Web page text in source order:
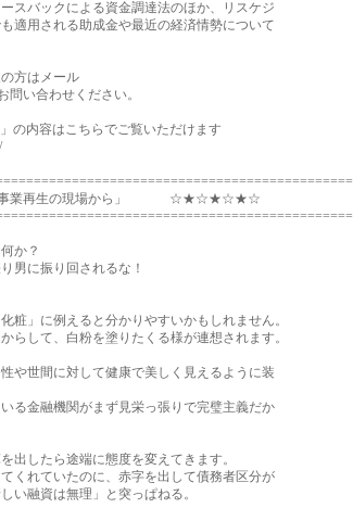
スバックによる資金調達法のほか、リスケジ
適用される助成金や最近の経済情勢について
方はメール
問い合わせください。
の内容はこちらでご覧いただけます
再生の現場から」 ☆★☆★☆★☆
か？
振り回されるな！
粧」に例えると分かりやすいかもしれません。
らして、白粉を塗りたくる様が連想されます。
や世間に対して健康で美しく見えるように装
る金融機関がまず見栄っ張りで完璧主義だか
出したら途端に態度を変えてきます。
くれていたのに、赤字を出して債務者区分が
い融資は無理」と突っぱねる。